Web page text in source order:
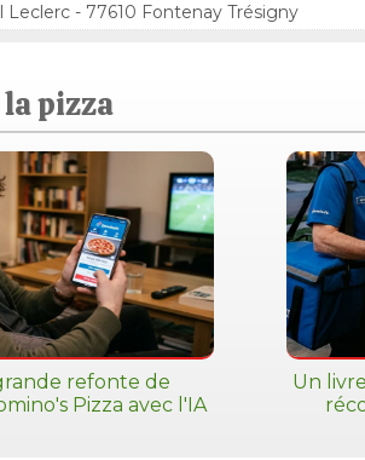
Leclerc - 77610 Fontenay Trésigny
pizza
refonte de
Pizza avec l'IA
Un